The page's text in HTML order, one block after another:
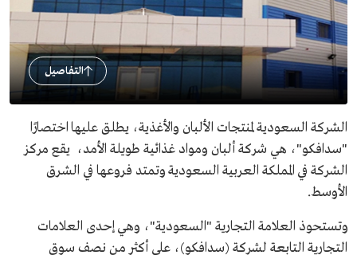
التفاصيل
الشركة السعودية لمنتجات الألبان والأغذية، يطلق عليها اختصارًا
"سدافكو"، هي شركة ألبان ومواد غذائية طويلة الأمد، يقع مركز
الشركة في المملكة العربية السعودية وتمتد فروعها في الشرق
الأوسط.
وتستحوذ العلامة التجارية "السعودية"، وهي إحدى العلامات
التجارية التابعة لشركة (سدافكو)، على أكثر من نصف سوق